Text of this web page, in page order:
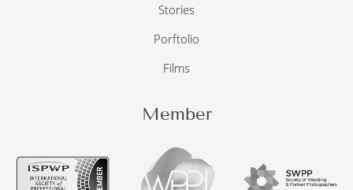
Stories
Porftolio
Films
Member